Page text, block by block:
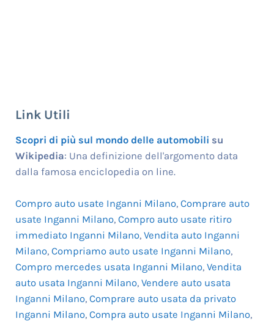
Link Utili
Scopri di più sul mondo delle automobili su
Wikipedia: Una definizione dell'argomento data
dalla famosa enciclopedia on line.
Compro auto usate Inganni Milano, Comprare auto
usate Inganni Milano, Compro auto usate ritiro
immediato Inganni Milano, Vendita auto Inganni
Milano, Compriamo auto usate Inganni Milano,
Compro mercedes usata Inganni Milano, Vendita
auto usata Inganni Milano, Vendere auto usata
Inganni Milano, Comprare auto usata da privato
Inganni Milano, Compra auto usate Inganni Milano,